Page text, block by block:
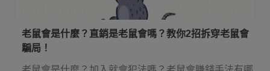
老鼠會是什麼？直銷是老鼠會嗎？教你2招拆穿老鼠會
騙局！